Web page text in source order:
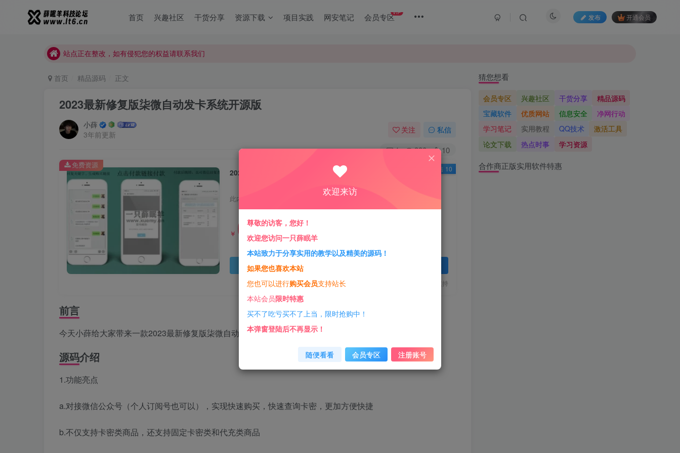
首页 兴趣社区 干货分享 资源下载 项目实践 网安笔记 会员专区VIP
发布 开通会员
站点正在整改，如有侵犯您的权益请联系我们
站点正在整改，如有侵犯您的权益请联系我们
首页 精品源码 正文
2023最新修复版柒微自动发卡系统开源版
小薛
3年前更新
关注 私信
1 380 10
2023最新修复版柒微自动发卡系统开源版
此内容为免费资源，请登录后查看
￥ 0 限时特惠
￥ 18.88
一经购买概不退款 代码提供技术支持
免费资源 已售 10
前言
今天小薛给大家带来一款2023最新修复版柒微自动发卡系统开源版
源码介绍
1.功能亮点
a.对接微信公众号（个人订阅号也可以），实现快速购买，快速查询卡密，更加方便快捷
b.不仅支持卡密类商品，还支持固定卡密类和代充类商品
猜您想看
会员专区 兴趣社区 干货分享
精品源码
宝藏软件
优质网站 信息安全
净网行动
学习笔记
实用教程 QQ技术
激活工具
论文下载
热点时事 学习资源
合作商正版实用软件特惠
欢迎来访
尊敬的访客，您好！
欢迎您访问一只薛眠羊
本站致力于分享实用的教学以及精美的源码！
如果您也喜欢本站
您也可以进行购买会员支持站长
本站会员限时特惠
买不了吃亏买不了上当，限时抢购中！
本弹窗登陆后不再显示！
随便看看 会员专区 注册账号